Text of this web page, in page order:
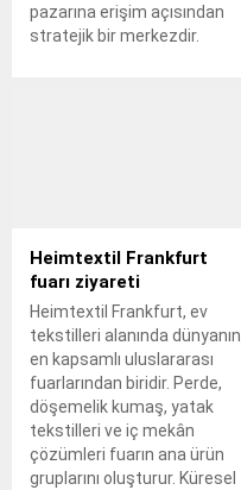
pazarına erişim açısından
stratejik bir merkezdir.
Heimtextil Frankfurt
fuarı ziyareti
Heimtextil Frankfurt, ev
tekstilleri alanında dünyanın
en kapsamlı uluslararası
fuarlarından biridir. Perde,
döşemelik kumaş, yatak
tekstilleri ve iç mekân
çözümleri fuarın ana ürün
gruplarını oluşturur. Küresel